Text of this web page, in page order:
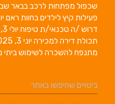
שכפול מפתחות לרכב בבאר
פעילות קיץ לילדים בחוות ראם
דרוש /ה טכנאי/ת טיפוח יולי 3, 2025
תכולת דירה למכירה יוני 3, 2025
מתנפח להשכרה לשימוש ביתי
ביטויים שחיפשו באתר